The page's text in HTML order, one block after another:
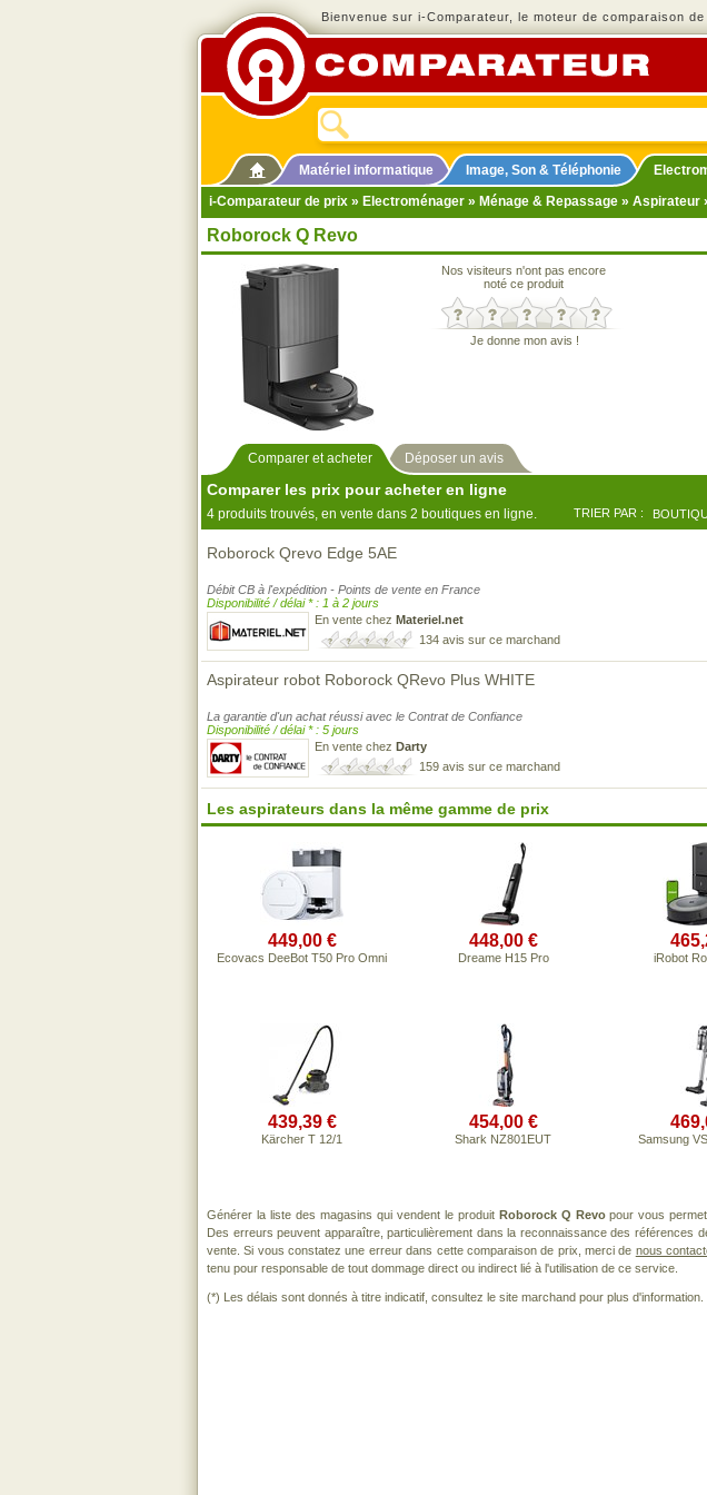
Bienvenue sur i-Comparateur, le moteur de comparaison
Matériel informatique Image, Son & Téléphonie
i-Comparateur de prix » Electroménager » Ménage & Repassage » Aspirateur
Roborock Q Revo
Nos visiteurs n'ont pas encore
noté ce produit
Je donne mon avis !
Comparer et acheter Déposer un avis
Comparer les prix pour acheter en ligne
4 produits trouvés, en vente dans 2 boutiques en ligne. TRIER PAR :
Roborock Qrevo Edge 5AE
Débit CB à l'expédition - Points de vente en France
Disponibilité / délai * : 1 à 2 jours
En vente chez Materiel.net
134 avis sur ce marchand
Aspirateur robot Roborock QRevo Plus WHITE
La garantie d'un achat réussi avec le Contrat de Confiance
Disponibilité / délai * : 5 jours
En vente chez Darty
159 avis sur ce marchand
Les aspirateurs dans la même gamme de prix
449,00 €
Ecovacs DeeBot T50 Pro Omni
448,00 €
Dreame H15 Pro iRobot
439,39 €
Kärcher T 12/1
454,00 €
Shark NZ801EUT Samsung
Générer la liste des magasins qui vendent le produit Roborock Q Revopour vous
Des erreurs peuvent apparaître, particulièrement dans la reconnaissance des références
vente. Si vous constatez une erreur dans cette comparaison de prix, merci de nous
tenu pour responsable de tout dommage direct ou indirect lié à l'utilisation de ce service.
(*) Les délais sont donnés à titre indicatif, consultez le site marchand pour plus d'information.